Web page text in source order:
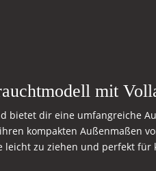
mit
bietet dir eine umfangreiche
kompakten Außenmaßen
leicht zu ziehen und perfekt für